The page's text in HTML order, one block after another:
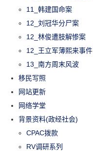
11_韩建国命案
12_刘冠华分尸案
12_林俊遭肢解惨案
12_王立军薄熙来事件
13_南方周末风波
移民写照
网站更新
网络学堂
背景资料(政经社会)
CPAC拨款
RV调研系列